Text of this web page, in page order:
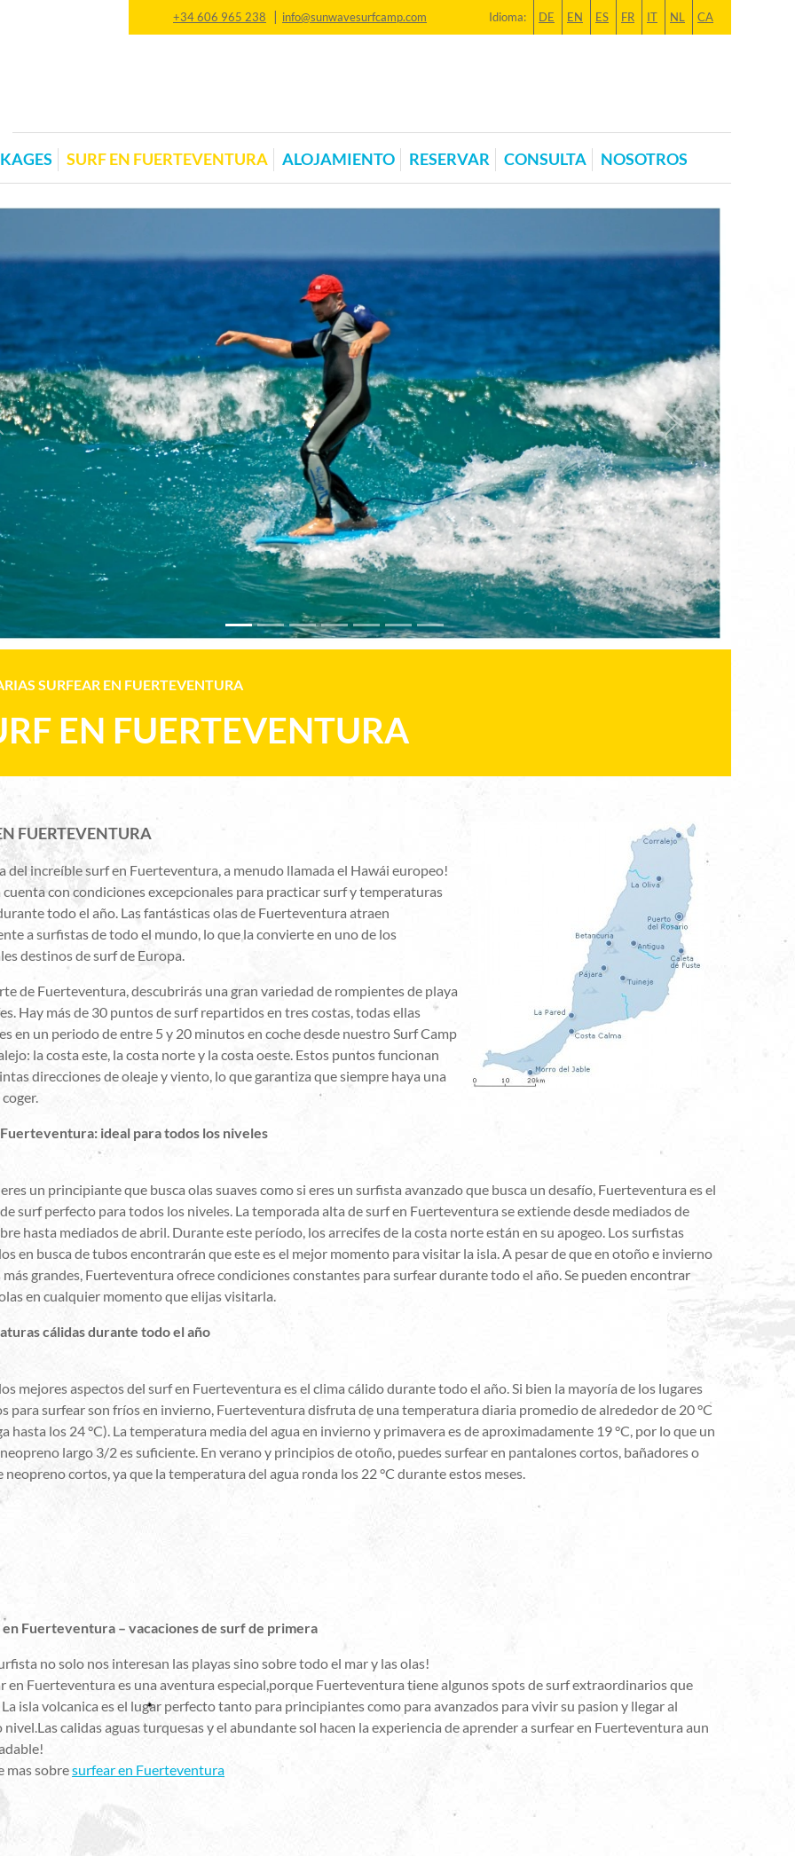
+34 606 965 238 | info@sunwavesurfcamp.com Idioma: DE EN ES FR IT NL CA
SURF EN FUERTEVENTURA ALOJAMIENTO RESERVAR CONSULTA NOSOTROS
Next
SURFEAR EN FUERTEVENTURA
EN FUERTEVENTURA
FUERTEVENTURA
del increíble surf en Fuerteventura, a menudo llamada el Hawái europeo!
cuenta con condiciones excepcionales para practicar surf y temperaturas
todo el año. Las fantásticas olas de Fuerteventura atraen
a surfistas de todo el mundo, lo que la convierte en uno de los
destinos de surf de Europa.
de Fuerteventura, descubrirás una gran variedad de rompientes de playa
Hay más de 30 puntos de surf repartidos en tres costas, todas ellas
en un periodo de entre 5 y 20 minutos en coche desde nuestro Surf Camp
la costa este, la costa norte y la costa oeste. Estos puntos funcionan
direcciones de oleaje y viento, lo que garantiza que siempre haya una
ideal para todos los niveles
un principiante que busca olas suaves como si eres un surfista avanzado que busca un desafío, Fuerteventura es el
surf perfecto para todos los niveles. La temporada alta de surf en Fuerteventura se extiende desde mediados de
hasta mediados de abril. Durante este período, los arrecifes de la costa norte están en su apogeo. Los surfistas
en busca de tubos encontrarán que este es el mejor momento para visitar la isla. A pesar de que en otoño e invierno
más grandes, Fuerteventura ofrece condiciones constantes para surfear durante todo el año. Se pueden encontrar
en cualquier momento que elijas visitarla.
cálidas durante todo el año
mejores aspectos del surf en Fuerteventura es el clima cálido durante todo el año. Si bien la mayoría de los lugares
para surfear son fríos en invierno, Fuerteventura disfruta de una temperatura diaria promedio de alrededor de 20 °C
hasta los 24 °C). La temperatura media del agua en invierno y primavera es de aproximadamente 19 °C, por lo que un
largo 3/2 es suficiente. En verano y principios de otoño, puedes surfear en pantalones cortos, bañadores o
neopreno cortos, ya que la temperatura del agua ronda los 22 °C durante estos meses.
Fuerteventura – vacaciones de surf de primera
no solo nos interesan las playas sino sobre todo el mar y las olas!
en Fuerteventura es una aventura especial,porque Fuerteventura tiene algunos spots de surf extraordinarios que
isla volcanica es el lugar perfecto tanto para principiantes como para avanzados para vivir su pasion y llegar al
calidas aguas turquesas y el abundante sol hacen la experiencia de aprender a surfear en Fuerteventura aun
mas sobresurfear en Fuerteventura